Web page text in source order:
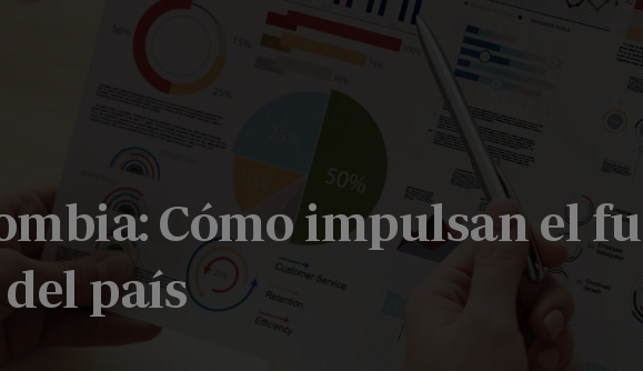
Cómo impulsan el
país